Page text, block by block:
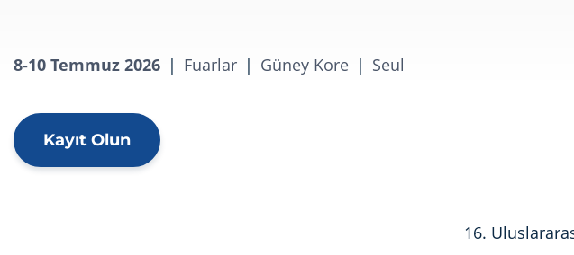
8-10 Temmuz 2026 | Fuarlar | Güney Kore | Seul
Kayıt Olun
16.